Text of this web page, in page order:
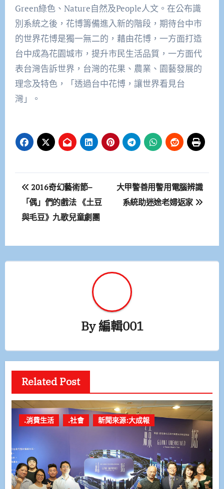
Green綠色、 Nature自然及People人文。在公布識
別系統之後，花博籌備進入新的階段，期待台中市
的世界花博是獨一無二的，藉由花博，一方面打造
台中成為花園城市，提升市民生活品質，一方面代
表台灣告訴世界，台灣的花果、農業、園藝發展的
理念及特色，「透過台中花博，讓世界看見台
灣」。
文
章
導
覽
2016奇幻藝術節–
「偶」們的戲法 《土豆
與毛豆》九歌兒童劇團
大甲警善用警用電腦辨識
系統助迷途老婦返家
By編輯001
Related Post
.消費生活 .社會 新聞來源:大成報